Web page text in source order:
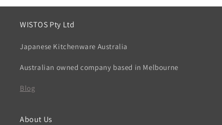
WISTOS Pty Ltd
Japanese Kitchenware Australia
Australian owned company based in Melbourne
Blog
About Us